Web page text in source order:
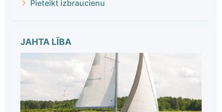
Pieteikt izbraucienu
JAHTA LĪBA